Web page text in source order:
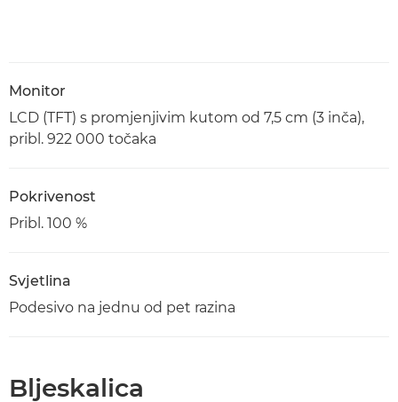
Monitor
LCD (TFT) s promjenjivim kutom od 7,5 cm (3 inča),
pribl. 922 000 točaka
Pokrivenost
Pribl. 100 %
Svjetlina
Podesivo na jednu od pet razina
Bljeskalica